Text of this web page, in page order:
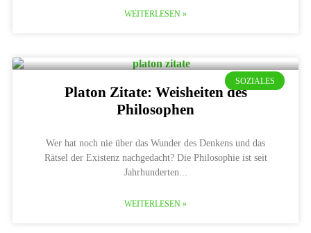
WEITERLESEN »
SOZIALES
Platon Zitate: Weisheiten des
Philosophen
Wer hat noch nie über das Wunder des Denkens und das
Rätsel der Existenz nachgedacht? Die Philosophie ist seit
Jahrhunderten
WEITERLESEN »